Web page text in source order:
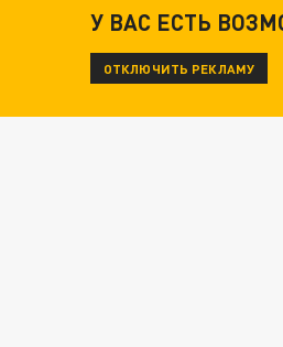
У ВАС ЕСТЬ
ОТКЛЮЧИТЬ РЕКЛАМУ